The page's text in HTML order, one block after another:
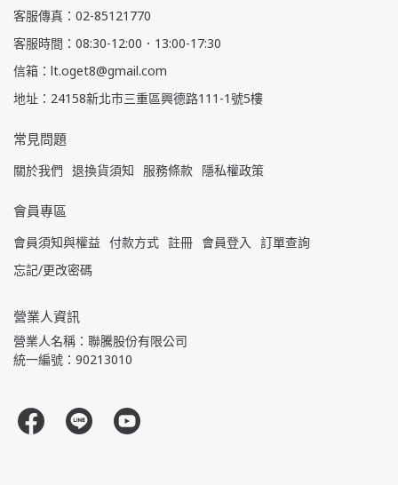
客服傳真：02-85121770
客服時間：08:30-12:00．13:00-17:30
信箱：lt.oget8@gmail.com
地址：24158新北市三重區興德路111-1號5樓
常見問題
關於我們 退換貨須知 服務條款 隱私權政策
會員專區
會員須知與權益 付款方式 註冊 會員登入
訂單查詢
忘記/更改密碼
營業人資訊
營業人名稱：聯騰股份有限公司
統一編號：90213010